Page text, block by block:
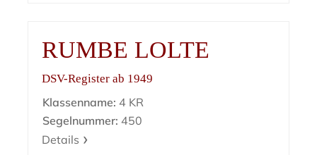
RUMBE LOLTE
DSV-Register ab 1949
Klassenname: 4 KR
Segelnummer: 450
Details